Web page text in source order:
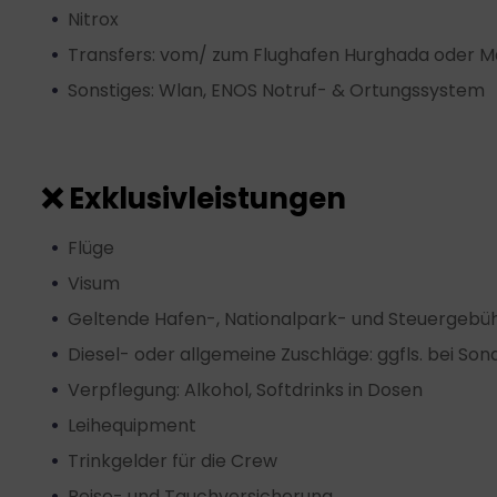
Nitrox
Transfers: vom/ zum Flughafen Hurghada oder
Sonstiges: Wlan, ENOS Notruf- & Ortungssystem
❌ Exklusivleistungen
Flüge
Visum
Geltende Hafen-, Nationalpark- und
Diesel- oder allgemeine Zuschläge: ggfls. bei
Verpflegung: Alkohol, Softdrinks in Dosen
Leihequipment
Trinkgelder für die Crew